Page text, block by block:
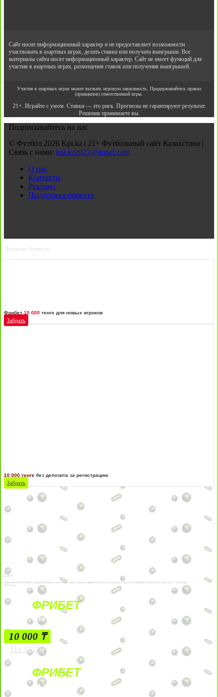
Сайт носит информационный характер и не предоставляет возможности
участвовать в азартных играх, делать ставки или получать выигрыши. Все
материалы сайта носят информационный характер. Сайт не имеет функций для
участия в азартных играх, размещения ставок или получения выигрышей.
Участие в азартных играх может вызвать игровую зависимость. Придерживайтесь правил
(принципов) ответственной игры.
21+. Играйте с умом. Ставки — это риск. Прогнозы не гарантируют результат.
Решения принимаете вы.
Подписывайтесь на нас
© Футбол 2026 Kpl.kz | 21+ Футбольный сайт Казахстана |
Связь с нами: kpl.kz2022@gmail.com
О нас
Контакты
Реклама
Поддержка проекта
Лучшие бонусы
Фрибет 10 000 тенге для новых игроков
Забрать
10 000 тенге без депозита за регистрацию
Забрать
21+
Лицензии №24514359, выданной комитетом индустрии туризма Министерства культуры и спорта Республики Казахстан срок до 27 сентября
2034 года.
ФРИБЕТ
БЕЗ УСЛОВИЙ
10 000 ₸
На сайт
ФРИБЕТ
ЗА ДЕПОЗИТЫ